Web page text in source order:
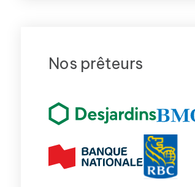
Nos prêteurs